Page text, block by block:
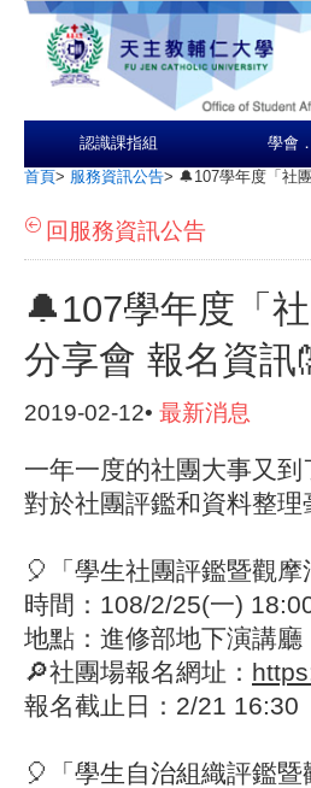
認識課指組 學會
首頁> 服務資訊公告> 🔔107學年度「社
回服務資訊公告
🔔107學年度「
分享會 報名資訊
2019-02-12• 最新消息
一年一度的社團大事又到
對於社團評鑑和資料整
🎈「學生社團評鑑暨觀
時間：108/2/25(一)
地點：進修部地下演講廳
🔎社團場報名網址：
報名截止日：2/21 16:30
🎈「學生自治組織評鑑